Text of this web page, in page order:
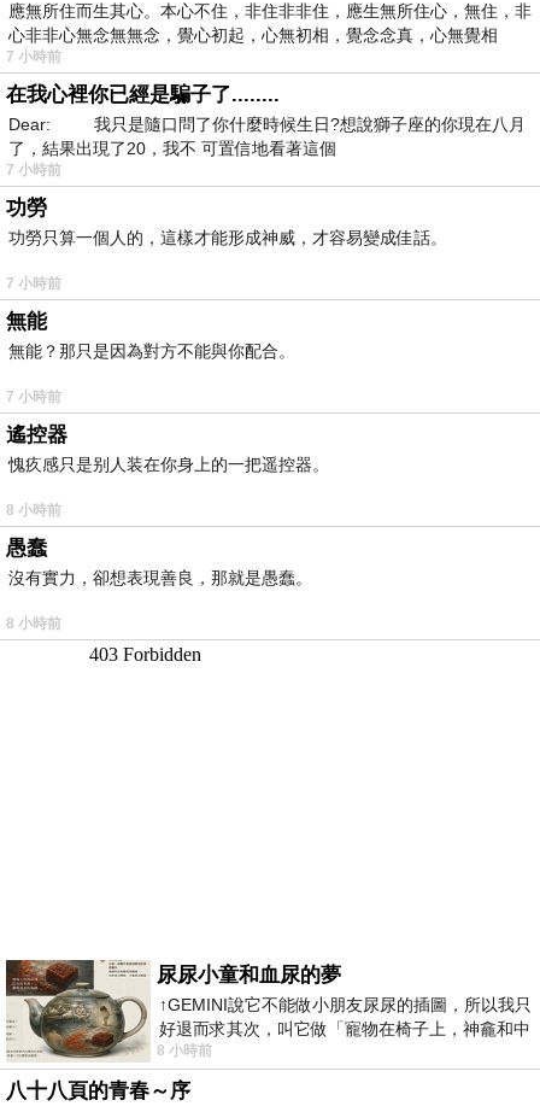
應無所住而生其心。本心不住，非住非非住，應生無所住心，無住，非
心非非心無念無無念，覺心初起，心無初相，覺念念真，心無覺相
7 小時前
在我心裡你已經是騙子了........
Dear: 我只是隨口問了你什麼時候生日?想說獅子座的你現在八月
了，結果出現了20，我不 可置信地看著這個
7 小時前
功勞
功勞只算一個人的，這樣才能形成神威，才容易變成佳話。
7 小時前
無能
無能？那只是因為對方不能與你配合。
7 小時前
遙控器
愧疚感只是别人装在你身上的一把遥控器。
8 小時前
愚蠢
沒有實力，卻想表現善良，那就是愚蠢。
8 小時前
尿尿小童和血尿的夢
↑GEMINI說它不能做小朋友尿尿的插圖，所以我只
好退而求其次，叫它做「寵物在椅子上，神龕和中
年人臉孔」的畫了。 六月底
8 小時前
八十八頁的青春～序